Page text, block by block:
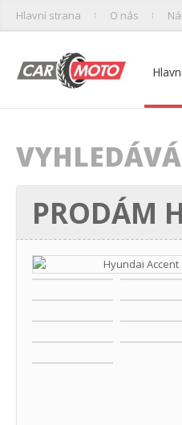
Hlavní strana O nás
PRODÁM